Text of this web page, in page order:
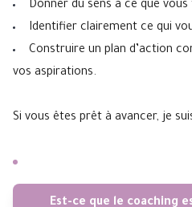
Donner du sens à ce que
Identifier clairement ce qui
Construire un plan d’action
vos aspirations.
Si vous êtes prêt à avancer, je
Est-ce que le coaching